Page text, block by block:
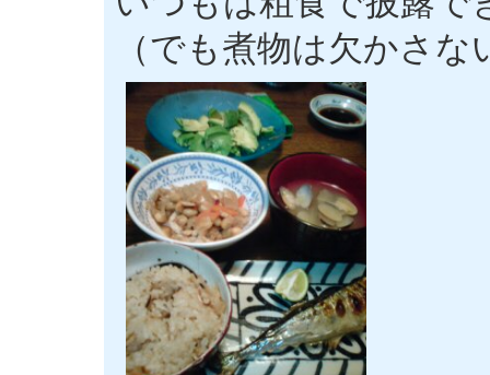
（でも煮物は欠かさ